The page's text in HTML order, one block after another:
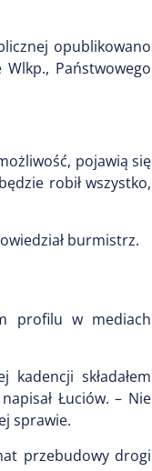
opublikowano
Państwowego
pojawią się
robił wszystko,
burmistrz.
profilu w mediach
składałem
Łuciów. – Nie
sprawie.
przebudowy drogi